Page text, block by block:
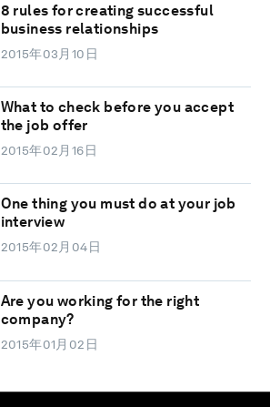
8 rules for creating successful
business relationships
2015年03月10日
What to check before you accept
the job offer
2015年02月16日
One thing you must do at your job
interview
2015年02月04日
Are you working for the right
company?
2015年01月02日